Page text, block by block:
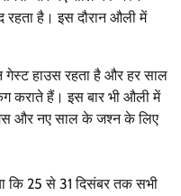
रहता है। इस दौरान औली में
गेस्ट हाउस रहता है और हर साल
कराते हैं। इस बार भी औली में
और नए साल के जश्न के लिए
कि 25 से 31 दिसंबर तक सभी